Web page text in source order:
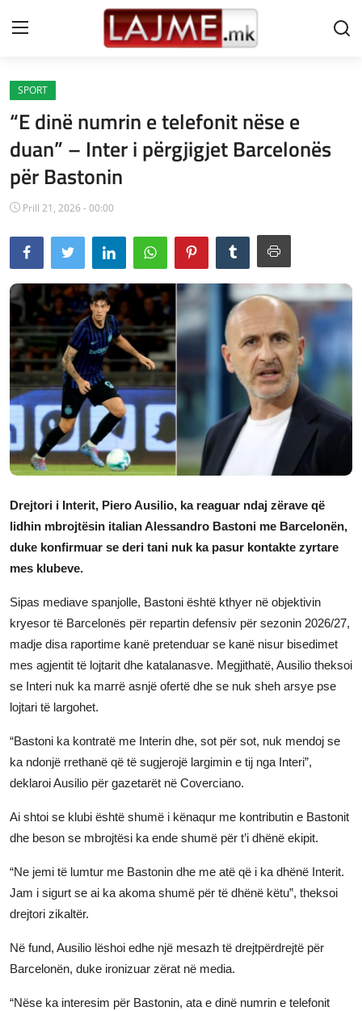
Shtëpi
LAJME MAQEDONI
SHQIPERI
KOSOVA
LAJME NGA BOTA
SHOWBIZ
SPORT
SHENDETI
JETA
Gallery
Shqip
SPORT
“E dinë numrin e telefonit nëse e
duan” – Inter i përgjigjet Barcelonës
për Bastonin
Prill 21, 2026 - 00:00
Drejtori i Interit, Piero Ausilio, ka reaguar ndaj zërave që
lidhin mbrojtësin italian Alessandro Bastoni me Barcelonën,
duke konfirmuar se deri tani nuk ka pasur kontakte zyrtare
mes klubeve.
Sipas mediave spanjolle, Bastoni është kthyer në objektivin
kryesor të Barcelonës për repartin defensiv për sezonin 2026/27,
madje disa raportime kanë pretenduar se kanë nisur bisedimet
mes agjentit të lojtarit dhe katalanasve. Megjithatë, Ausilio theksoi
se Interi nuk ka marrë asnjë ofertë dhe se nuk sheh arsye pse
lojtari të largohet.
“Bastoni ka kontratë me Interin dhe, sot për sot, nuk mendoj se
ka ndonjë rrethanë që të sugjerojë largimin e tij nga Interi”,
deklaroi Ausilio për gazetarët në Coverciano.
Ai shtoi se klubi është shumë i kënaqur me kontributin e Bastonit
dhe beson se mbrojtësi ka ende shumë për t’i dhënë ekipit.
“Ne jemi të lumtur me Bastonin dhe me atë që i ka dhënë Interit.
Jam i sigurt se ai ka akoma shumë për të dhënë këtu”, theksoi
drejtori zikaltër.
Në fund, Ausilio lëshoi edhe një mesazh të drejtpërdrejtë për
Barcelonën, duke ironizuar zërat në media.
“Nëse ka interesim për Bastonin, ata e dinë numrin e telefonit